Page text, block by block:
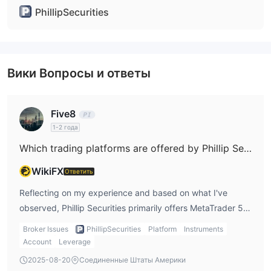
PhillipSecurities
Вики Вопросы и ответы
Five8
1-2 года
Which trading platforms are offered by Phillip Securities? Do they support MT4, MT5, or cTrader?
WikiFXОтветить
Reflecting on my experience and based on what I've
observed, Phillip Securities primarily offers MetaTrader 5
(MT5) as its main trading platform. They possess a full
MT5 license, meaning they provide the official, fully
Broker Issues PhillipSecurities Platform
Instruments
Account
Leverage
2025-08-20
Соединенные Штаты Америки